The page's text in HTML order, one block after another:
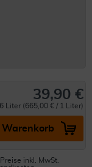
39,90 €
Liter (665,00 € / 1 Liter)
Warenkorb
inkl. MwSt.